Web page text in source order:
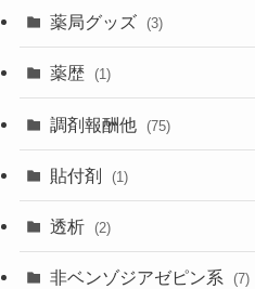
薬局グッズ (3)
薬歴 (1)
調剤報酬他 (75)
貼付剤 (1)
透析 (2)
非ベンゾジアゼピン系 (7)